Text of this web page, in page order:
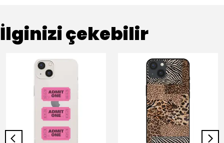
İlginizi çekebilir